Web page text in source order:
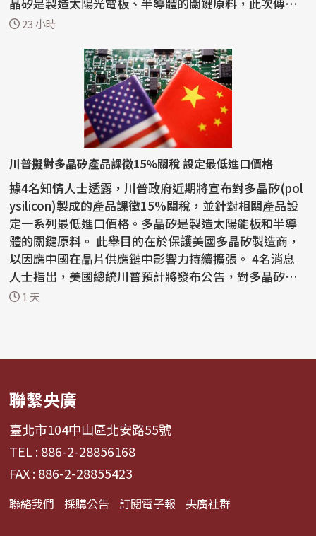
美方...
23 小時
川普擬對多晶矽產品課徵15%關稅 設定最低進口價格
據4名知情人士透露，川普政府近期將宣布對多晶矽(pol
ysilicon)製成的產品課徵15%關稅，並針對相關產品設
定一系列最低進口價格。多晶矽是製造太陽能板和半導
體的關鍵原料。 此舉目的在於保護美國多晶矽製造商，
以因應中國在晶片供應鏈中影響力持續擴張。 4名消息
人士指出，美國總統川普預計將發布公告，對多晶矽、
矽晶...
1 天
聯繫央廣
臺北市104中山區北安路55號
TEL : 886-2-28856168
FAX : 886-2-28855423
聯絡我們 採購公告 訂閱電子報 央廣社群